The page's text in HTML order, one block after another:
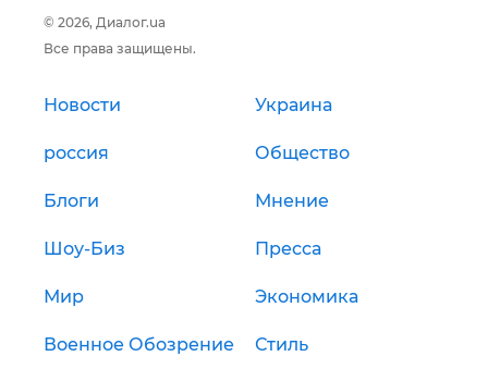
© 2026, Диалог.ua
Все права защищены.
Новости Украина
россия Общество
Блоги Мнение
Шоу-Биз Пресса
Мир Экономика
Военное Обозрение Стиль